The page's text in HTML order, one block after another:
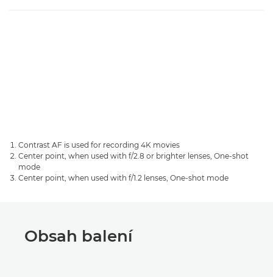
Contrast AF is used for recording 4K movies
Center point, when used with f/2.8 or brighter lenses, One-shot
mode
Center point, when used with f/1.2 lenses, One-shot mode
Obsah balení